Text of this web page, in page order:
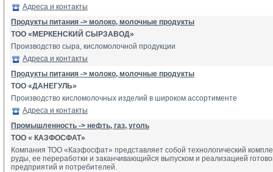
Адреса и контакты
Продукты питания -> молоко, молочные продукты
ТОО «МЕРКЕНСКИЙ СЫРЗАВОД»
Производство сыра, кисломолочной продукции
Адреса и контакты
Продукты питания -> молоко, молочные продукты
ТОО «ДАНЕГУЛЬ»
Производство кисломолочных изделий в широком ассортименте
Адреса и контакты
Промышленность -> нефть, газ, уголь
ТОО « КАЗФОСФАТ»
Компания ТОО «Казфосфат» представляет собой технологический
руды, ее переработки и заканчивающийся выпуском и реализацией
предприятий и потребителей.